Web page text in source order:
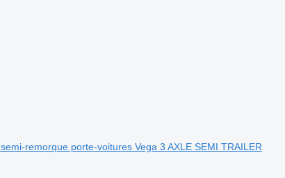
semi-remorque porte-voitures Vega 3 AXLE SEMI TRAILER